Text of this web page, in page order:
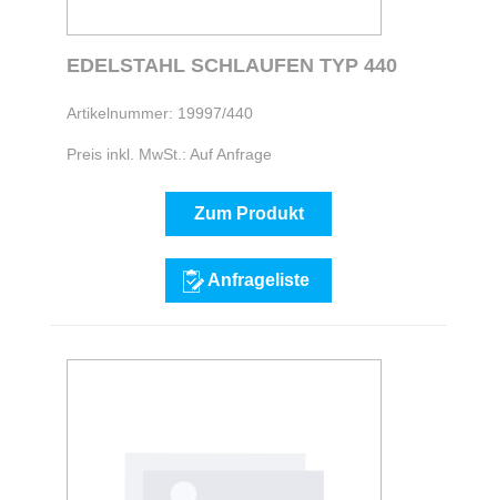
EDELSTAHL SCHLAUFEN TYP 440
Artikelnummer: 19997/440
Preis inkl. MwSt.: Auf Anfrage
Zum Produkt
Anfrageliste